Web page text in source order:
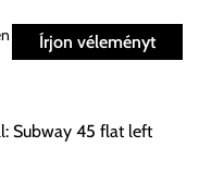
követően
Stúdiójában
Írjon véleményt
Subway 45 flat left